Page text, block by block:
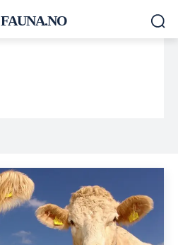
FAUNA.NO